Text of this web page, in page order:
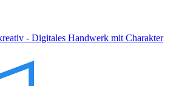
- Digitales Handwerk mit Charakter